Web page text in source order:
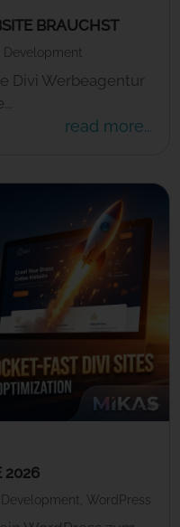
BRAUCHST
Divi Werbeagentur
read more...
2026
, WordPress